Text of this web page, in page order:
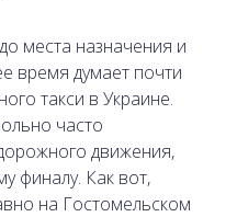
места назначения и
время думает почти
такси в Украине.
часто
движения,
финалу. Как вот,
на Гостомельском